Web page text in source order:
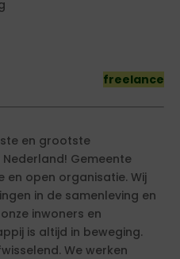
freelance
en grootste
Gemeente
en open organisatie. Wij
in de samenleving en
inwoners en
is altijd in beweging.
We werken